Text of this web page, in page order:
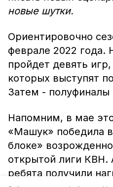
новые шутки.
Ориентировочно
феврале 2022 года.
пройдет девять
которых выступят
Затем - полуфиналы
Напомним, в мае
«Машук» победила
блоке»
открытой лиги
ребята получили